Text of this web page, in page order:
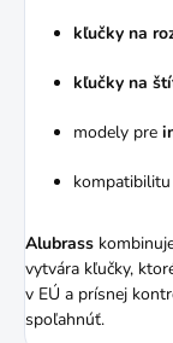
kľučky na
kľučky na
modely pre
Alubrass
vytvára kľučky,
v EÚ a prísnej
spoľahnúť.